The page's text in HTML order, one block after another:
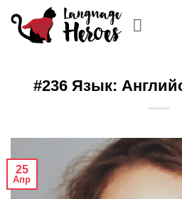
content
#236 Язык:
25
Апр